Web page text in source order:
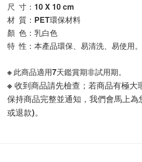
尺  寸：10 X 10 cm
材  質：PET環保材料
顏  色：乳白色
特  性：本產品環保、易清洗、易使用。
※ 此商品適用7天鑑賞期非試用期。
※ 收到商品請先檢查；若商品有極大
保持商品完整並通知，我們會馬上
或退款)。